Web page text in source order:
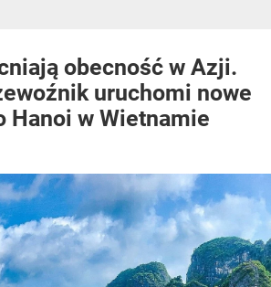
obecność w Azji.
uruchomi nowe
Hanoi w Wietnamie